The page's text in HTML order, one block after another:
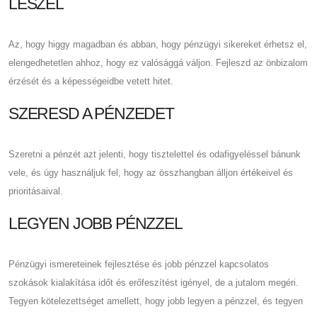
LESZEL
Az, hogy higgy magadban és abban, hogy pénzügyi sikereket érhetsz el,
elengedhetetlen ahhoz, hogy ez valósággá váljon. Fejleszd az önbizalom
érzését és a képességeidbe vetett hitet.
SZERESD A PÉNZEDET
Szeretni a pénzét azt jelenti, hogy tisztelettel és odafigyeléssel bánunk
vele, és úgy használjuk fel, hogy az összhangban álljon értékeivel és
prioritásaival.
LEGYEN JOBB PÉNZZEL
Pénzügyi ismereteinek fejlesztése és jobb pénzzel kapcsolatos
szokások kialakítása időt és erőfeszítést igényel, de a jutalom megéri.
Tegyen kötelezettséget amellett, hogy jobb legyen a pénzzel, és tegyen